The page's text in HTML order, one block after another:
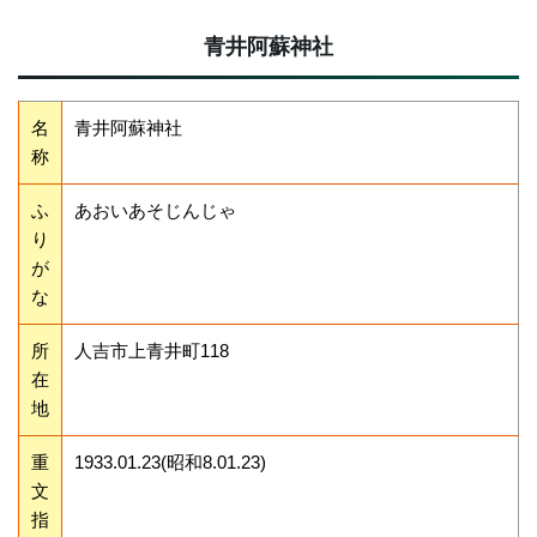
青井阿蘇神社
名
称
青井阿蘇神社
ふ
り
が
な
あおいあそじんじゃ
所
在
地
人吉市上青井町118
重
文
指
1933.01.23(昭和8.01.23)